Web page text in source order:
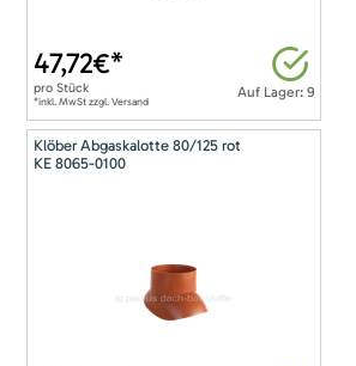
Auf Lager: 9
47,72€*
pro Stück
*inkl. MwSt zzgl. Versand
Klöber Abgaskalotte 80/125 rot
KE 8065-0100